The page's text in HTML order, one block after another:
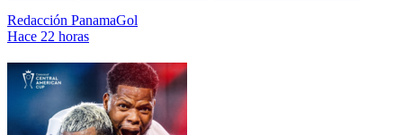
Redacción PanamaGol
Hace 22 horas